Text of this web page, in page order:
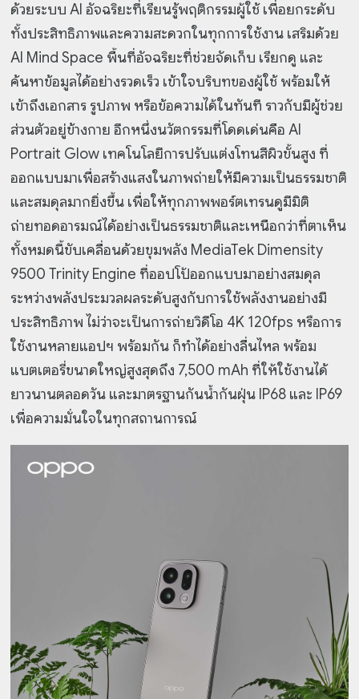
ด้วยระบบ AI อัจฉริยะที่เรียนรู้พฤติกรรมผู้ใช้ เพื่อยกระดับ
ทั้งประสิทธิภาพและความสะดวกในทุกการใช้งาน เสริมด้วย
AI Mind Space พื้นที่อัจฉริยะที่ช่วยจัดเก็บ เรียกดู และ
ค้นหาข้อมูลได้อย่างรวดเร็ว เข้าใจบริบทของผู้ใช้ พร้อมให้
เข้าถึงเอกสาร รูปภาพ หรือข้อความได้ในทันที ราวกับมีผู้ช่วย
ส่วนตัวอยู่ข้างกาย อีกหนึ่งนวัตกรรมที่โดดเด่นคือ AI
Portrait Glow เทคโนโลยีการปรับแต่งโทนสีผิวขั้นสูง ที่
ออกแบบมาเพื่อสร้างแสงในภาพถ่ายให้มีความเป็นธรรมชาติ
และสมดุลมากยิ่งขึ้น เพื่อให้ทุกภาพพอร์ตเทรนดูมีมิติ
ถ่ายทอดอารมณ์ได้อย่างเป็นธรรมชาติและเหนือกว่าที่ตาเห็น
ทั้งหมดนี้ขับเคลื่อนด้วยขุมพลัง MediaTek Dimensity
9500 Trinity Engine ที่ออปโป้ออกแบบมาอย่างสมดุล
ระหว่างพลังประมวลผลระดับสูงกับการใช้พลังงานอย่างมี
ประสิทธิภาพ ไม่ว่าจะเป็นการถ่ายวิดีโอ 4K 120fps หรือการ
ใช้งานหลายแอปฯ พร้อมกัน ก็ทำได้อย่างลื่นไหล พร้อม
แบตเตอรี่ขนาดใหญ่สูงสุดถึง 7,500 mAh ที่ให้ใช้งานได้
ยาวนานตลอดวัน และมาตรฐานกันน้ำกันฝุ่น IP68 และ IP69
เพื่อความมั่นใจในทุกสถานการณ์